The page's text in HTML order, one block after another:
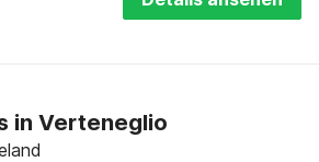
in Verteneglio